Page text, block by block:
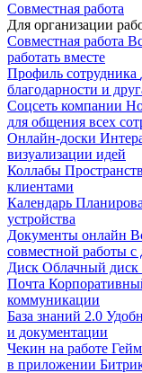
Совместная работа
Для организации
Совместная работа
работать вместе
Профиль сотрудника
благодарности и
Соцсеть компании
для общения всех
Онлайн-доски
визуализации идей
Коллабы
клиентами
Календарь
устройства
Документы онлайн
совместной работы с
Диск Облачный диск
Почта
коммуникации
База знаний 2.0
и документации
Чекин на работе
в приложении